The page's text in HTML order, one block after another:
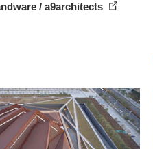
/ a9architects